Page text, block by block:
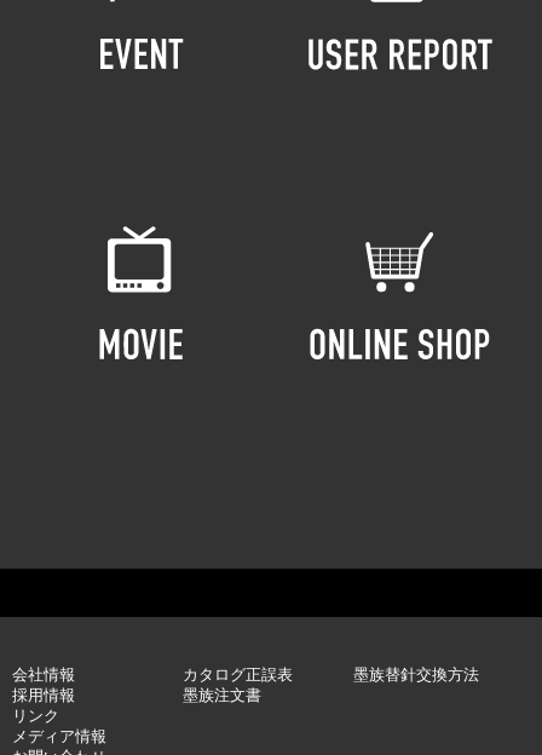
会社情報
採用情報
リンク
メディア情報
カタログ正誤表
墨族注文書
墨族替針交換方法